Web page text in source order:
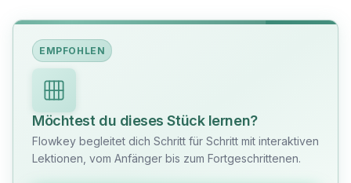
EMPFOHLEN
Möchtest du dieses Stück lernen?
Flowkey begleitet dich Schritt für Schritt mit interaktiven
Lektionen, vom Anfänger bis zum Fortgeschrittenen.